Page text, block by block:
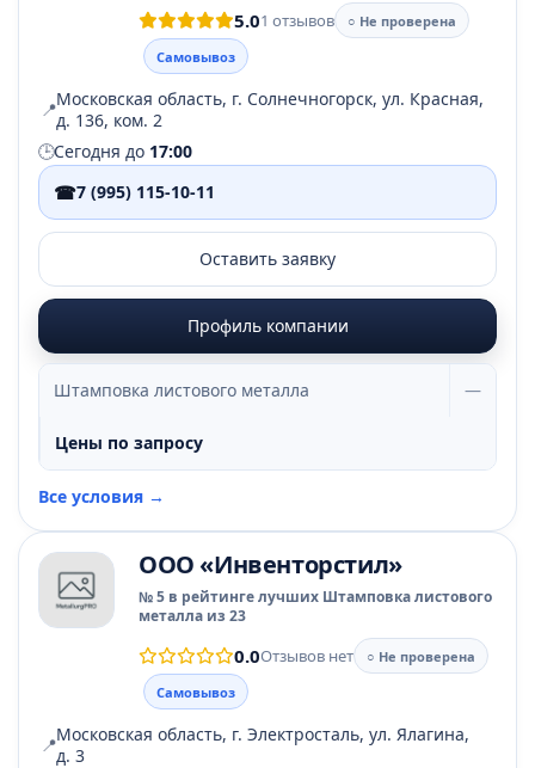
5.01 отзывов
○ Не проверена
Самовывоз
📍Московская область, г. Солнечногорск, ул. Красная,
д. 136, ком. 2
🕒Сегодня до 17:00
☎7 (995) 115-10-11
Оставить заявку
Профиль компании
Штамповка листового металла —
Цены по запросу
Все условия →
ООО «Инвенторстил»
№ 5 в рейтинге лучших Штамповка листового
металла из 23
0.0Отзывов нет
○ Не проверена
Самовывоз
📍Московская область, г. Электросталь, ул. Ялагина,
д. 3